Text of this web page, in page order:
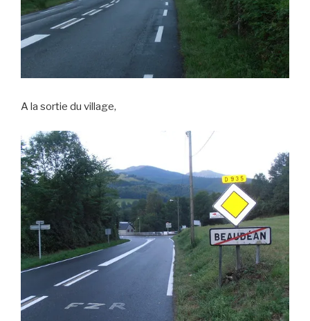
A la sortie du village,